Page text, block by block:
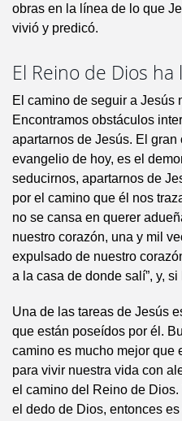
obras en la línea de lo que
vivió y predicó.
El Reino de Dios
El camino de seguir a Jesús
Encontramos obstáculos
apartarnos de Jesús. El gran
evangelio de hoy, es el
seducirnos, apartarnos de
por el camino que él nos
no se cansa en querer
nuestro corazón, una y mil
expulsado de nuestro
a la casa de donde salí”, y,
Una de las tareas de Jesús
que están poseídos por él.
camino es mucho mejor que
para vivir nuestra vida con
el camino del Reino de
el dedo de Dios, entonces